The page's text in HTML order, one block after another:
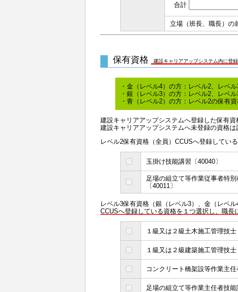
合計
立場（班長、職長）の
保有資格 建設キャリアアップシステム内に登
・金（レベル4）の方：レベル2、レベ
・銀（レベル3）の方：レベル2、レベ
・青（レベル2）の方：レベル2の保有
建設キャリアアップシステムへ登録した保有資
建設キャリアアップシステムへ未登録の資格は
レベル2保有資格（全員）CCUSへ登録してい
玉掛け技能講習〔40040〕
足場の組立て等作業従事者特
〔40011〕
レベル3保有資格（銀（レベル3）、金（レベ
CCUSへ登録している資格を１つ選択し、職長
１級又は２級土木施工管理技士
１級又は２級建築施工管理技士
コンクリート橋架設等作業主任
足場の組立て等作業主任者技能